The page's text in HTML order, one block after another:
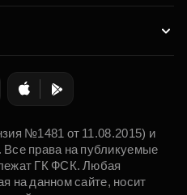
№1481 от 11.08.2015) и
права на публикуемые
ГК ФСК. Любая
на данном сайте, носит